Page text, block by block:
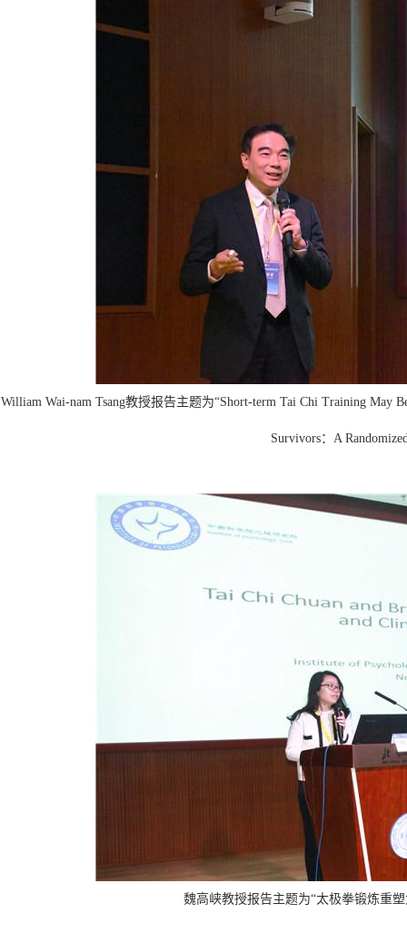
William Wai-nam Tsang教授报告主题为“Short-term Tai Chi Training May
Survivors：A
魏高峡教授报告主题为“太极拳锻炼重